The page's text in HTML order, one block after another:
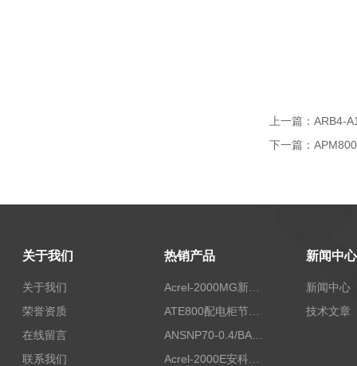
上一篇： ARB4-
下一篇：
关于我们
关于我们
荣誉资质
在线留言
联系我们
热销产品
Acrel-2000MG新能源消纳安科瑞微电网能量管理系统
ATE800配电柜节点无线测温/表带捆绑/无源感应取电
ANSNP70-0.4/BANSNP中线安防保护器 治理三相不平衡
Acrel-2000E安科瑞Acrel配电室综合监控系统
新闻中心
新闻中心
技术文章